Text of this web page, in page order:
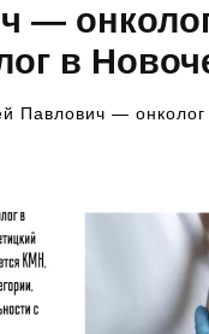
—
в
Павлович —